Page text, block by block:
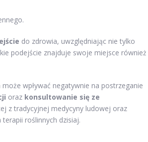
do zdrowia, uwzględniając nie tylko
podejście znajduje swoje miejsce również
wpływać negatywnie na postrzeganie
oraz konsultowanie się ze
z tradycyjnej medycyny ludowej oraz
roślinnych dzisiaj.